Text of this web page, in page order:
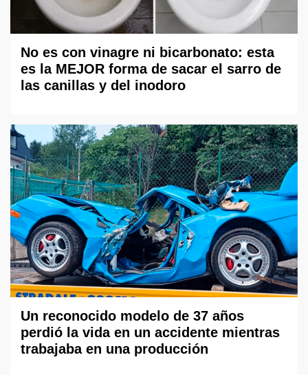
No es con vinagre ni bicarbonato: esta
es la MEJOR forma de sacar el sarro de
las canillas y del inodoro
Un reconocido modelo de 37 años
perdió la vida en un accidente mientras
trabajaba en una producción